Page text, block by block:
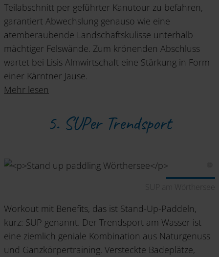
Teilabschnitt per geführter Kanutour zu befahren,
garantiert Abwechslung genauso wie eine
atemberaubende Landschaftskulisse unterhalb
mächtiger Felswände. Zum krönenden Abschluss
wartet bei Lisis Almwirtschaft eine Stärkung in Form
einer Kärntner Jause.
Mehr lesen
5. SUPer Trendsport
SUP am Wörthersee
Workout mit Benefits, das ist Stand-Up-Paddeln,
kurz: SUP genannt. Der Trendsport am Wasser ist
eine ziemlich geniale Kombination aus Naturgenuss
und Ganzkörpertraining. Versteckte Badeplätze,